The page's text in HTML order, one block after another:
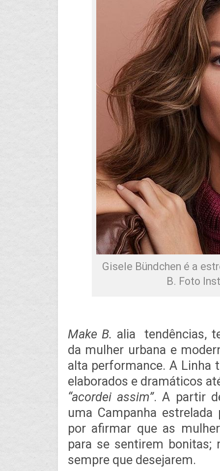
Gisele Bündchen é a
B. Foto
Make B. alia tendências,
da mulher urbana e
alta performance. A Linha
elaborados e dramáticos
“acordei assim”. A partir
uma Campanha
por afirmar que as
para se sentirem
sempre que desejarem.